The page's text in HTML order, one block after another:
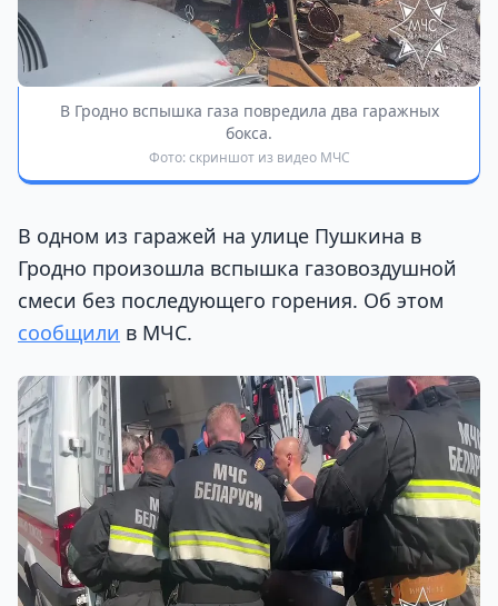
В Гродно вспышка газа повредила два гаражных
бокса.
Фото: скриншот из видео МЧС
В одном из гаражей на улице Пушкина в
Гродно произошла вспышка газовоздушной
смеси без последующего горения. Об этом
сообщили в МЧС.